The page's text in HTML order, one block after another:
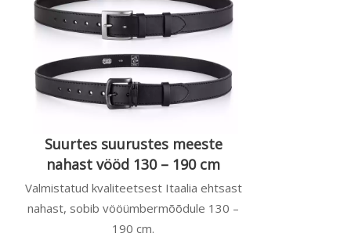
Suurtes suurustes meeste
nahast vööd 130 – 190 cm
Valmistatud kvaliteetsest Itaalia ehtsast
nahast, sobib vööümbermõõdule 130 –
190 cm.